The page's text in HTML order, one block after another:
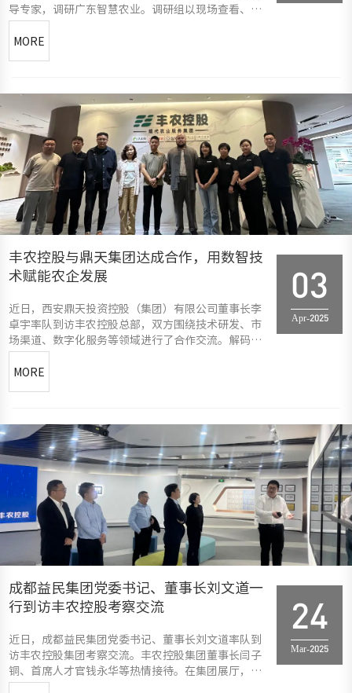
导专家，调研广东智慧农业。调研组以现场查看、座
谈交流等方式，聚焦智慧果园，深入走访广州、韶
关、河源、惠州、东莞、深圳等市智慧果园应用场
MORE
丰农控股与鼎天集团达成合作，用数智技
术赋能农企发展
近日，西安鼎天投资控股（集团）有限公司董事长李
卓宇率队到访丰农控股总部，双方围绕技术研发、市
场渠道、数字化服务等领域进行了合作交流。解码农
业生态闭环建设之道 丰农控股企业服务事业部负责人
李佳俐系统展示了丰农控股从农业技术服务、农资精
MORE
03
Apr-2025
成都益民集团党委书记、董事长刘文道一
行到访丰农控股考察交流
近日，成都益民集团党委书记、董事长刘文道率队到
访丰农控股集团考察交流。丰农控股集团董事长闫子
铜、首席人才官钱永华等热情接待。在集团展厅，刘
文道董事长一行详细了解了丰农控股的发展历程、主
24
Mar-2025